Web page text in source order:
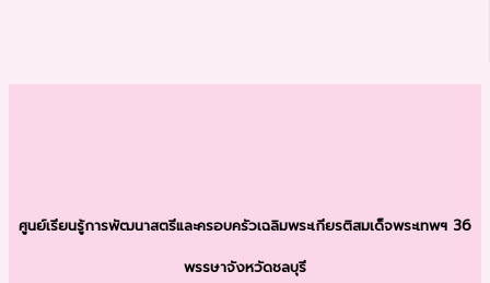
ศูนย์เรียนรู้การพัฒนาสตรีและครอบครัวเฉลิมพระเกียรติสมเด็จพระเทพฯ 36
พรรษาจังหวัดชลบุรี